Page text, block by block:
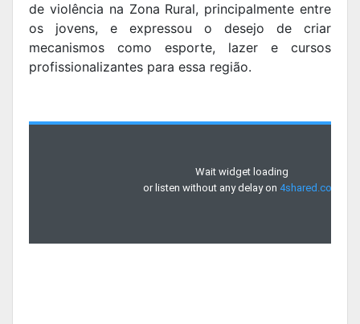
de violência na Zona Rural, principalmente entre
os jovens, e expressou o desejo de criar
mecanismos como esporte, lazer e cursos
profissionalizantes para essa região.